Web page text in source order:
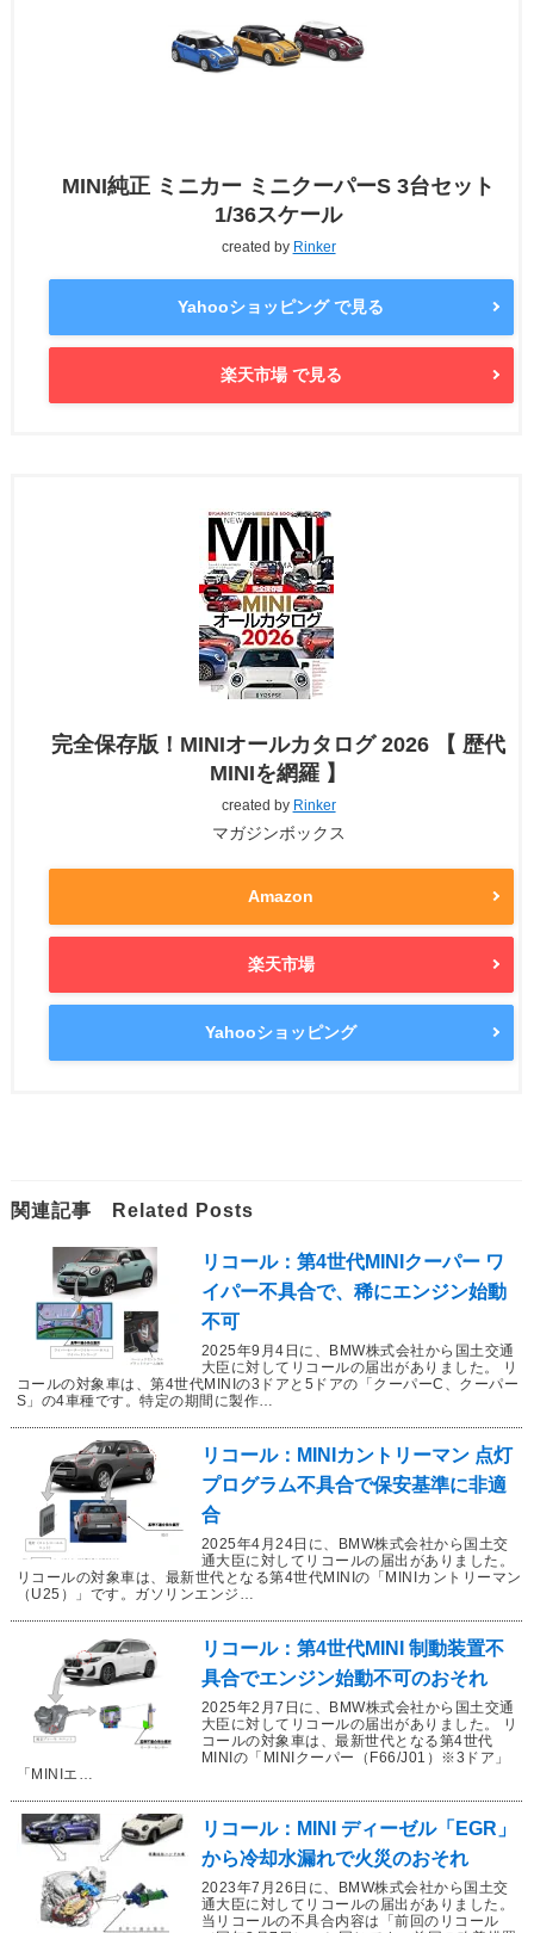
MINI純正 ミニカー ミニクーパーS 3台セット
1/36スケール
created by Rinker
Yahooショッピング で見る
楽天市場 で見る
完全保存版！MINIオールカタログ 2026 【 歴代
MINIを網羅 】
created by Rinker
マガジンボックス
Amazon
楽天市場
Yahooショッピング
関連記事 Related Posts
リコール：第4世代MINIクーパー ワ
イパー不具合で、稀にエンジン始動
不可
2025年9月4日に、BMW株式会社から国土交通
大臣に対してリコールの届出がありました。 リ
コールの対象車は、第4世代MINIの3ドアと5ドアの「クーパーC、クーパー
S」の4車種です。特定の期間に製作…
リコール：MINIカントリーマン 点灯
プログラム不具合で保安基準に非適
合
2025年4月24日に、BMW株式会社から国土交
通大臣に対してリコールの届出がありました。
リコールの対象車は、最新世代となる第4世代MINIの「MINIカントリーマン
（U25）」です。ガソリンエンジ…
リコール：第4世代MINI 制動装置不
具合でエンジン始動不可のおそれ
2025年2月7日に、BMW株式会社から国土交通
大臣に対してリコールの届出がありました。 リ
コールの対象車は、最新世代となる第4世代
MINIの「MINIクーパー（F66/J01）※3ドア」
「MINIエ…
リコール：MINI ディーゼル「EGR」
から冷却水漏れで火災のおそれ
2023年7月26日に、BMW株式会社から国土交
通大臣に対してリコールの届出がありました。
当リコールの不具合内容は「前回のリコール